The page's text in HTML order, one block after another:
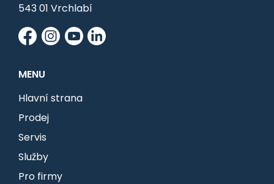
543 01 Vrchlabí
MENU
Hlavní strana
Prodej
Servis
Služby
Pro firmy